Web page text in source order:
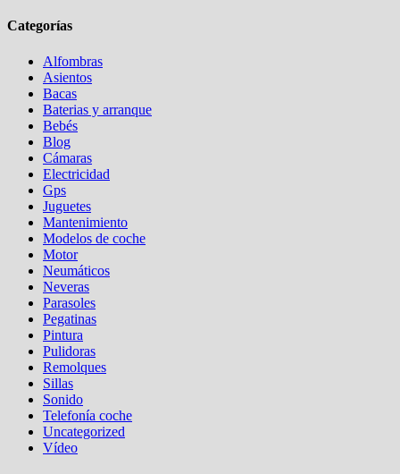
Categorías
Alfombras
Asientos
Bacas
Baterias y arranque
Bebés
Blog
Cámaras
Electricidad
Gps
Juguetes
Mantenimiento
Modelos de coche
Motor
Neumáticos
Neveras
Parasoles
Pegatinas
Pintura
Pulidoras
Remolques
Sillas
Sonido
Telefonía coche
Uncategorized
Vídeo